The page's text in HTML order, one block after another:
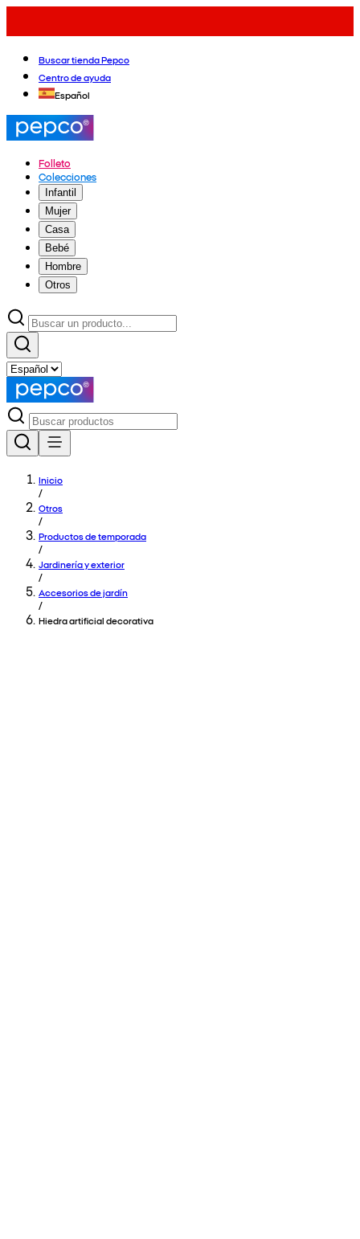
Buscar tienda Pepco
Centro de ayuda
Español
Folleto
Colecciones
Infantil
Mujer
Casa
Bebé
Hombre
Otros
Inicio
/
Otros
/
Productos de temporada
/
Jardinería y exterior
/
Accesorios de jardín
/
Hiedra artificial decorativa